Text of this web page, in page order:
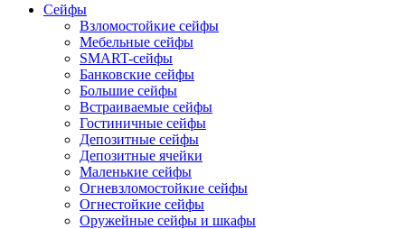
Сейфы
Взломостойкие сейфы
Мебельные сейфы
SMART-сейфы
Банковские сейфы
Большие сейфы
Встраиваемые сейфы
Гостиничные сейфы
Депозитные сейфы
Депозитные ячейки
Маленькие сейфы
Огневзломостойкие сейфы
Огнестойкие сейфы
Оружейные сейфы и шкафы